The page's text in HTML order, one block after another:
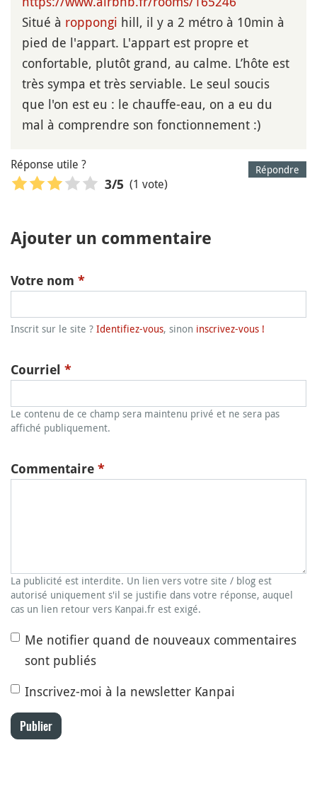
Situé à roppongi hill, il y a 2 métro à 10min à
pied de l'appart. L'appart est propre et
confortable, plutôt grand, au calme. L’hôte est
très sympa et très serviable. Le seul soucis
que l'on est eu : le chauffe-eau, on a eu du
mal à comprendre son fonctionnement :)
Répondre
Réponse utile ?
3/5 (1 vote)
Ajouter un commentaire
Votre nom *
Inscrit sur le site ? Identifiez-vous, sinon inscrivez-vous !
Courriel *
Le contenu de ce champ sera maintenu privé et ne sera pas
affiché publiquement.
Commentaire *
La publicité est interdite. Un lien vers votre site / blog est
autorisé uniquement s'il se justifie dans votre réponse, auquel
cas un lien retour vers Kanpai.fr est exigé.
Me notifier quand de nouveaux commentaires
sont publiés
Inscrivez-moi à la newsletter Kanpai
Publier